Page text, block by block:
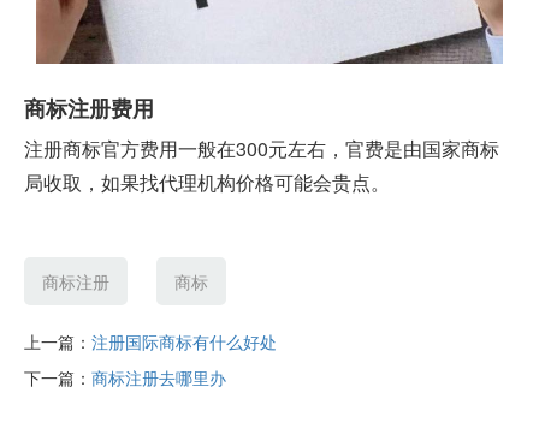
商标注册费用
注册商标官方费用一般在300元左右，官费是由国家商标
局收取，如果找代理机构价格可能会贵点。
商标注册 商标
上一篇： 注册国际商标有什么好处
下一篇： 商标注册去哪里办